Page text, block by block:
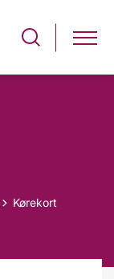
Kørekort